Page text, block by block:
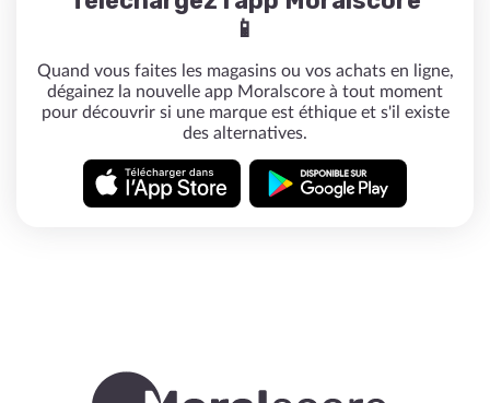
📱
Quand vous faites les magasins ou vos achats en ligne,
dégainez la nouvelle app Moralscore à tout moment
pour découvrir si une marque est éthique et s'il existe
des alternatives.